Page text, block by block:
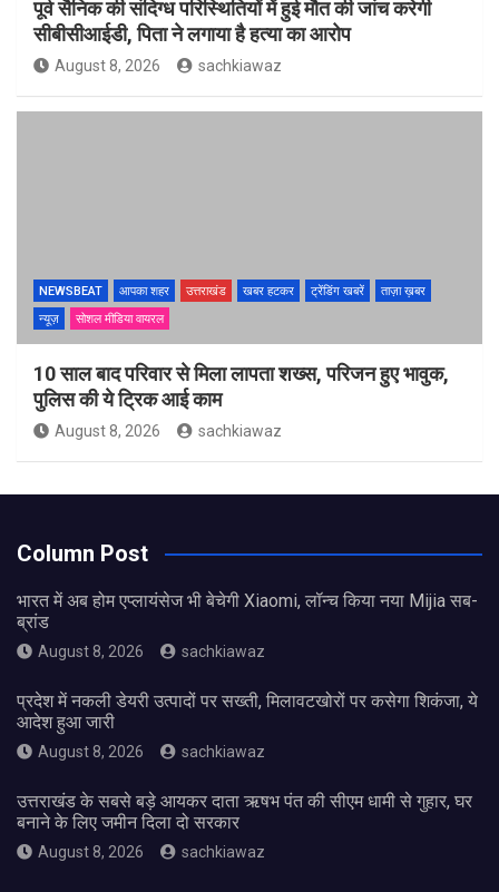
पूर्व सैनिक की संदिग्ध परिस्थितियों में हुई मौत की जांच करेगी
सीबीसीआईडी, पिता ने लगाया है हत्या का आरोप
August 8, 2026 sachkiawaz
NEWSBEAT आपका शहर उत्तराखंड खबर हटकर ट्रेंडिंग खबरें
ताज़ा ख़बर
न्यूज़
सोशल मीडिया वायरल
10 साल बाद परिवार से मिला लापता शख्स, परिजन हुए भावुक,
पुलिस की ये ट्रिक आई काम
August 8, 2026 sachkiawaz
Column Post
भारत में अब होम एप्लायंसेज भी बेचेगी Xiaomi, लॉन्च किया नया Mijia सब-
ब्रांड
August 8, 2026 sachkiawaz
प्रदेश में नकली डेयरी उत्पादों पर सख्ती, मिलावटखोरों पर कसेगा शिकंजा, ये
आदेश हुआ जारी
August 8, 2026 sachkiawaz
उत्तराखंड के सबसे बड़े आयकर दाता ऋषभ पंत की सीएम धामी से गुहार, घर
बनाने के लिए जमीन दिला दो सरकार
August 8, 2026 sachkiawaz